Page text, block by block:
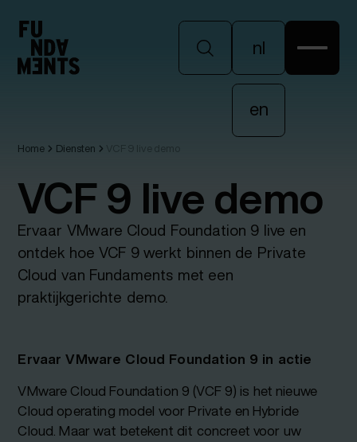
Home Diensten
VCF 9 live demo
Ervaar VMware Cloud Foundation 9 live en
ontdek hoe VCF 9 werkt binnen de Private
Cloud van Fundaments met een
praktijkgerichte demo.
Ervaar VMware Cloud Foundation 9 in actie
VMware Cloud Foundation 9 (VCF 9) is het nieuwe
Cloud operating model voor Private en Hybride
Cloud. Maar wat betekent dit concreet voor uw
nl
en